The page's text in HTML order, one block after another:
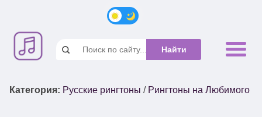
Категория: Русские рингтоны / Рингтоны на Любимого